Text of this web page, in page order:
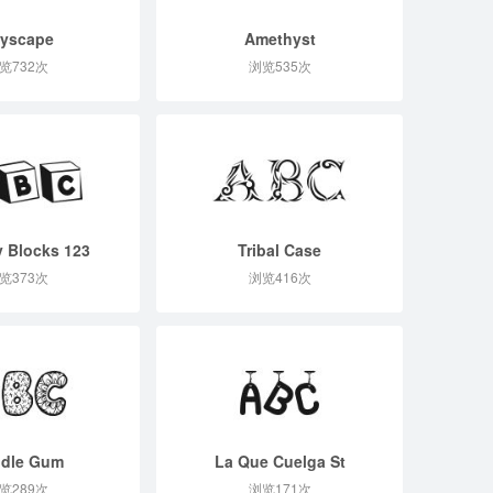
732次
Amethyst
浏览535次
Blocks 123
373次
Tribal Case
浏览416次
Gum
289次
La Que Cuelga St
浏览171次